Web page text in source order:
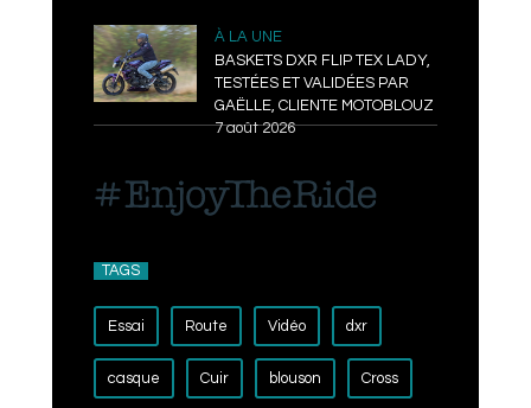
À LA UNE
BASKETS DXR FLIP TEX LADY,
TESTÉES ET VALIDÉES PAR
GAËLLE, CLIENTE MOTOBLOUZ
7 août 2026
TAGS
Essai Route Vidéo dxr
casque Cuir blouson Cross